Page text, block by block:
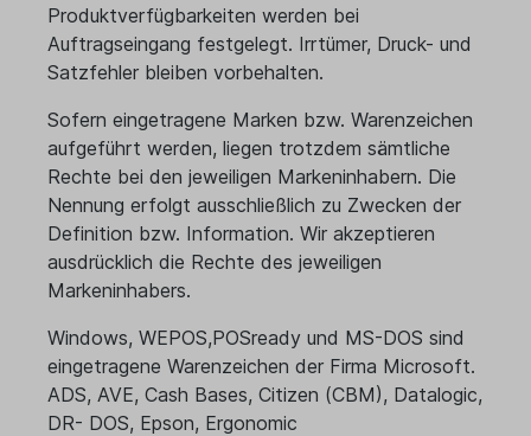
Produktverfügbarkeiten werden bei
Auftragseingang festgelegt. Irrtümer, Druck- und
Satzfehler bleiben vorbehalten.
Sofern eingetragene Marken bzw. Warenzeichen
aufgeführt werden, liegen trotzdem sämtliche
Rechte bei den jeweiligen Markeninhabern. Die
Nennung erfolgt ausschließlich zu Zwecken der
Definition bzw. Information. Wir akzeptieren
ausdrücklich die Rechte des jeweiligen
Markeninhabers.
Windows, WEPOS,POSready und MS-DOS sind
eingetragene Warenzeichen der Firma Microsoft.
ADS, AVE, Cash Bases, Citizen (CBM), Datalogic,
DR- DOS, Epson, Ergonomic